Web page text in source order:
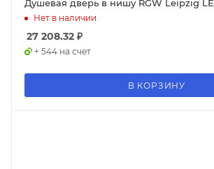
Душевая дверь в нишу RGW Leipzig
Нет в наличии
27 208.32 ₽
+ 544 на счет
В КОРЗИНУ